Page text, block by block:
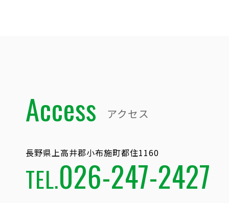
Access アクセス
長野県上高井郡小布施町都住1160
TEL.026-247-2427